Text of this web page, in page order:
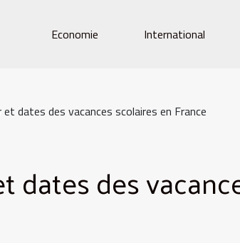
Economie International
et dates des vacances scolaires en France
dates des